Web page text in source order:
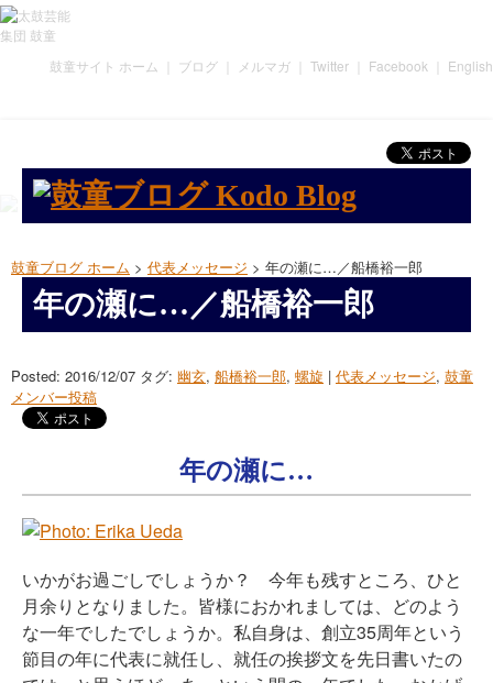
鼓童サイト ホーム ブログ メルマガ Twitter Facebook English
鼓童ブログ ホーム > 代表メッセージ > 年の瀬に…／船橋裕一郎
年の瀬に…／船橋裕一郎
Posted: 2016/12/07 タグ: 幽玄, 船橋裕一郎, 螺旋 | 代表メッセージ, 鼓童
メンバー投稿
年の瀬に…
いかがお過ごしでしょうか？ 今年も残すところ、ひと
月余りとなりました。皆様におかれましては、どのよう
な一年でしたでしょうか。私自身は、創立35周年という
節目の年に代表に就任し、就任の挨拶文を先日書いたの